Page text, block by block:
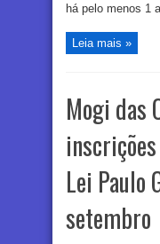
há pelo menos 1
Leia mais »
Mogi das
Lei Paulo
setembro